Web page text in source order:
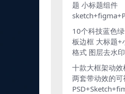
题 小标题组件
10个科技蓝色
板边框 大标题+
格式 图层去水
十款大框架动
两套带动效的